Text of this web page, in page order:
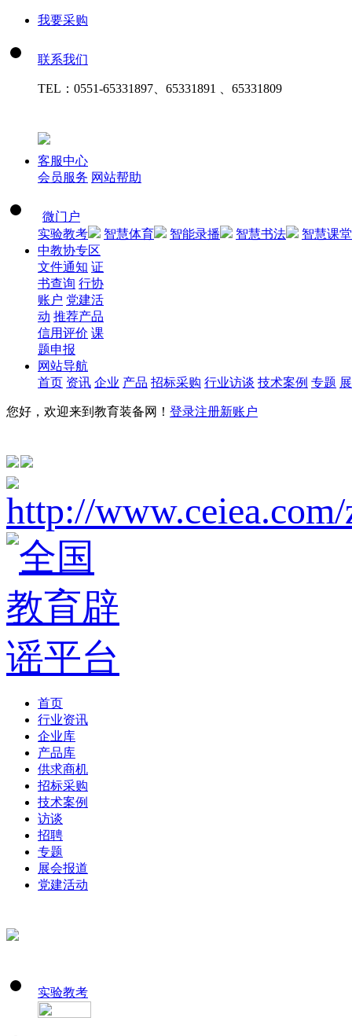
我要采购
联系我们
TEL： 0551-65331897、65331891 、65331809
客服中心
会员服务 网站帮助
微门户
实验教考
智慧体育 智能录播 智慧书法
智慧课堂
中教协专区
文件通知 证
书查询 行协
账户 党建活
动 推荐产品
信用评价 课
题申报
网站导航
首页 资讯 企业 产品 招标采购 行业访谈 技术案例 专题
您好，欢迎来到教育装备网！ 登录注册新账户
首页
行业资讯
企业库
产品库
供求商机
招标采购
技术案例
访谈
招聘
专题
展会报道
党建活动
实验教考